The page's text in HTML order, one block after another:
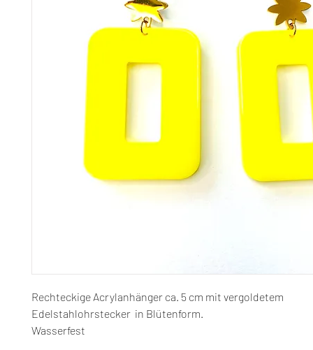
Rechteckige Acrylanhänger ca. 5 cm mit vergoldetem
Edelstahlohrstecker in Blütenform.
Wasserfest